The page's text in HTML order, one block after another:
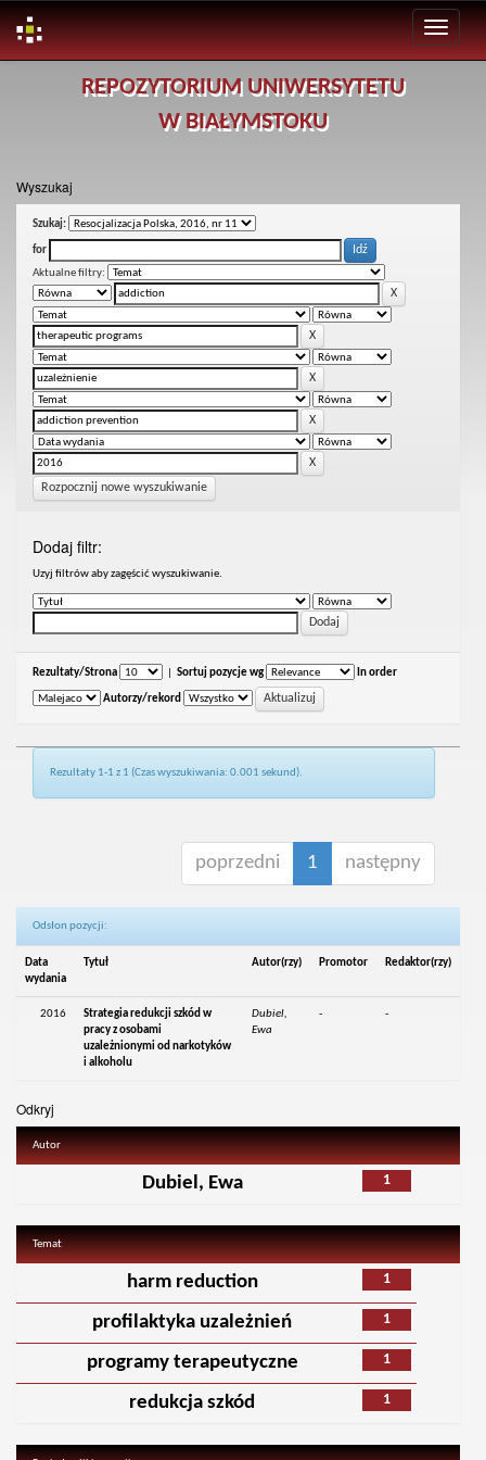
REPOZYTORIUM UNIWERSYTETU
W BIAŁYMSTOKU
Wyszukaj
Szukaj:
for
Aktualne filtry:
Rozpocznij nowe wyszukiwanie
Dodaj filtr:
Uzyj filtrów aby zagęścić wyszukiwanie.
Rezultaty/Strona Sortuj pozycje wg In order
Autorzy/rekord
Rezultaty 1-1 z 1 (Czas wyszukiwania: 0.001 sekund).
poprzedni 1 następny
Odsłon pozycji:
Data
wydania
Tytuł Autor(rzy) Promotor Redaktor(rzy)
2016
Strategia redukcji szkód w
pracy z osobami
uzależnionymi od narkotyków
i alkoholu
Dubiel,
Ewa
- -
Odkryj
Autor
1
Dubiel, Ewa
Temat
1
harm reduction
1
profilaktyka uzależnień
1
programy terapeutyczne
1
redukcja szkód